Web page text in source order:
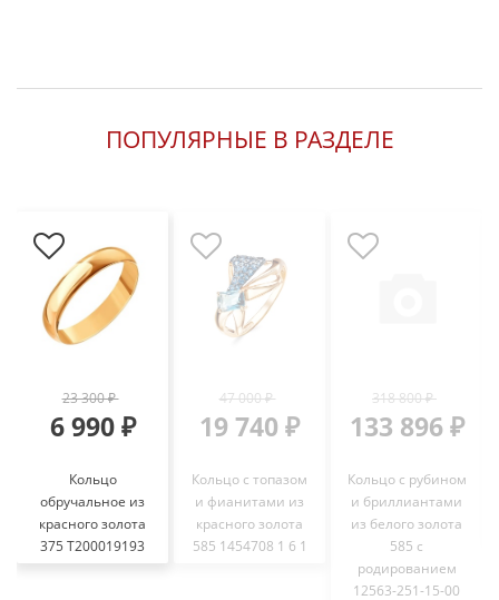
ПОПУЛЯРНЫЕ В РАЗДЕЛЕ
23 300 ₽
6 990 ₽
Кольцо
обручальное из
красного золота
375 Т200019193
47 000 ₽
19 740 ₽
Кольцо с топазом
и фианитами из
красного золота
585 1454708 1 6 1
318 800 ₽
133 896 ₽
Кольцо с рубином
и бриллиантами
из белого золота
585 с
родированием
12563-251-15-00